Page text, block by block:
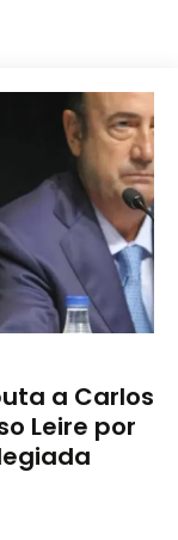
a Carlos
Leire por